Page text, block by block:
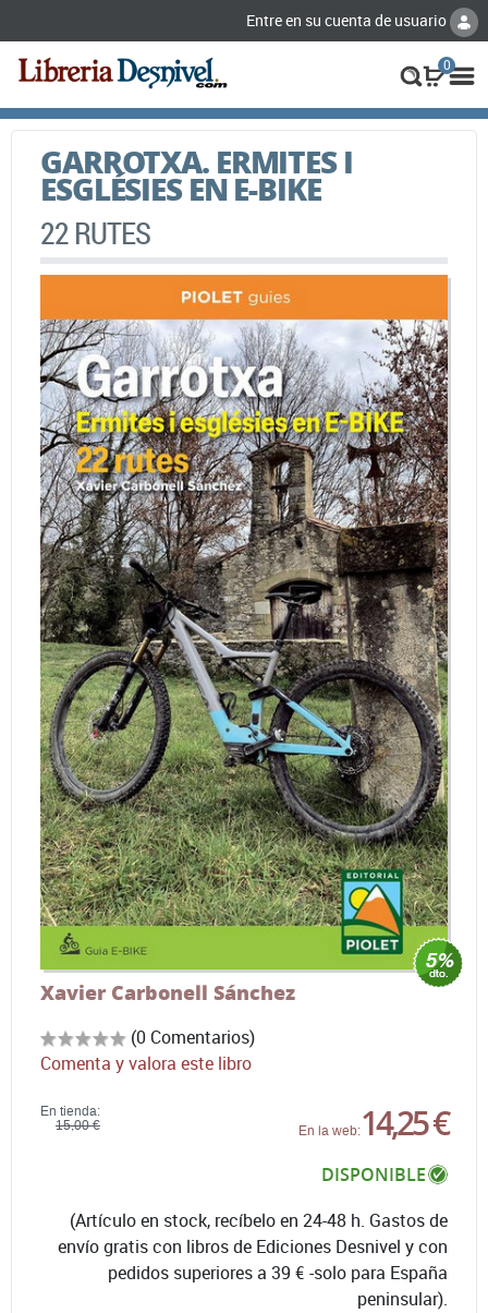
Entre en su cuenta de usuario
0
GARROTXA. ERMITES I
ESGLÉSIES EN E-BIKE
22 RUTES
Xavier Carbonell Sánchez
(0 Comentarios)
Comenta y valora este libro
En tienda:
15,00 €
En la web:14,25 €
DISPONIBLE
(Artículo en stock, recíbelo en 24-48 h. Gastos de
envío gratis con libros de Ediciones Desnivel y con
pedidos superiores a 39 € -solo para España
peninsular).